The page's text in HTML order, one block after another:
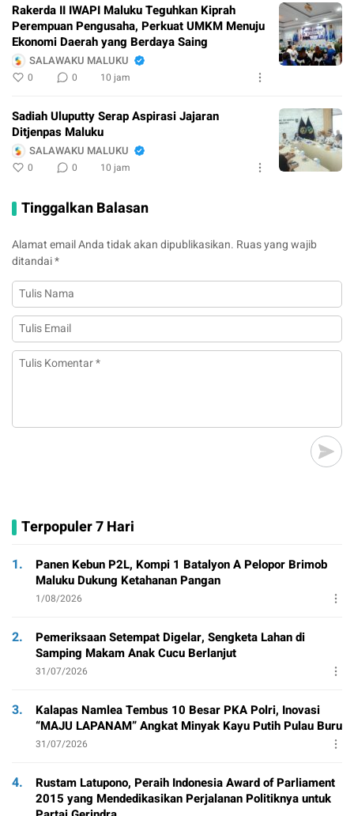
Rakerda II IWAPI Maluku Teguhkan Kiprah
Perempuan Pengusaha, Perkuat UMKM Menuju
Ekonomi Daerah yang Berdaya Saing
SALAWAKU MALUKU
0 0 10 jam
Sadiah Uluputty Serap Aspirasi Jajaran
Ditjenpas Maluku
SALAWAKU MALUKU
0 0 10 jam
Tinggalkan Balasan
Alamat email Anda tidak akan dipublikasikan. Ruas yang wajib
ditandai*
Terpopuler 7 Hari
1.
Panen Kebun P2L, Kompi 1 Batalyon A Pelopor Brimob
Maluku Dukung Ketahanan Pangan
1/08/2026
2.
Pemeriksaan Setempat Digelar, Sengketa Lahan di
Samping Makam Anak Cucu Berlanjut
31/07/2026
3.
Kalapas Namlea Tembus 10 Besar PKA Polri, Inovasi
“MAJU LAPANAM” Angkat Minyak Kayu Putih Pulau Buru
31/07/2026
4.
Rustam Latupono, Peraih Indonesia Award of Parliament
2015 yang Mendedikasikan Perjalanan Politiknya untuk